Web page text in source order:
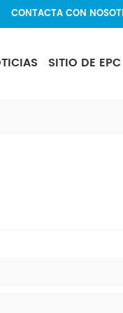
CONTACTA CON
SITIO DE EPC